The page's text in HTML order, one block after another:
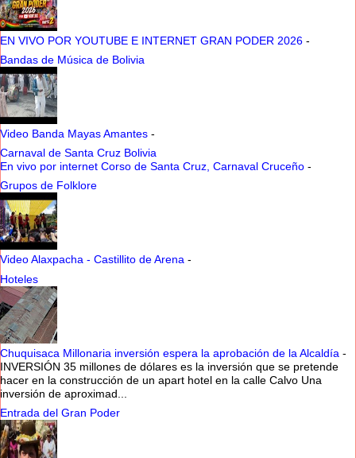
EN VIVO POR YOUTUBE E INTERNET GRAN PODER 2026 -
Bandas de Música de Bolivia
Video Banda Mayas Amantes -
Carnaval de Santa Cruz Bolivia
En vivo por internet Corso de Santa Cruz, Carnaval Cruceño -
Grupos de Folklore
Video Alaxpacha - Castillito de Arena -
Hoteles
Chuquisaca Millonaria inversión espera la aprobación de la Alcaldía -
INVERSIÓN 35 millones de dólares es la inversión que se pretende
hacer en la construcción de un apart hotel en la calle Calvo Una
inversión de aproximad...
Entrada del Gran Poder